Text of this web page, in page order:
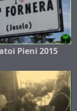
Pieni 2015